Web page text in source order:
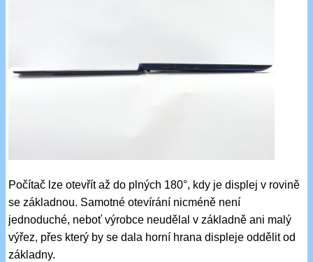
Počítač lze otevřít až do plných 180°, kdy je displej v rovině
se základnou. Samotné otevírání nicméně není
jednoduché, neboť výrobce neudělal v základně ani malý
výřez, přes který by se dala horní hrana displeje oddělit od
základny.